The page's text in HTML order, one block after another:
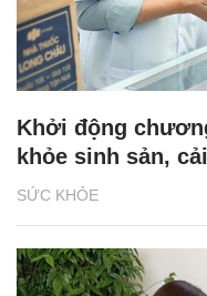
SỨC KHỎE
Khởi động
khỏe sinh sản,